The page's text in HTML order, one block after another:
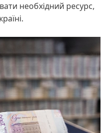
необхідний ресурс,